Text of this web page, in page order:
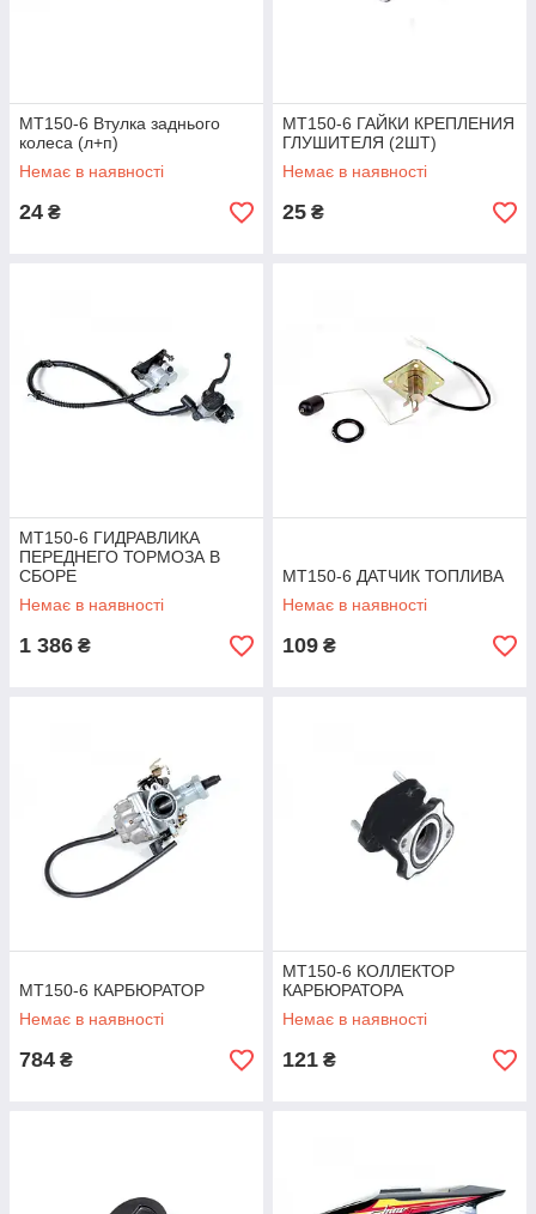
MT150-6 Втулка заднього
колеса (л+п)
Немає в наявності
24 ₴
MT150-6 ГАЙКИ КРЕПЛЕНИЯ
ГЛУШИТЕЛЯ (2ШТ)
Немає в наявності
25 ₴
MT150-6 ГИДРАВЛИКА
ПЕРЕДНЕГО ТОРМОЗА В
СБОРЕ
Немає в наявності
1 386 ₴
MT150-6 ДАТЧИК ТОПЛИВА
Немає в наявності
109 ₴
MT150-6 КАРБЮРАТОР
Немає в наявності
784 ₴
MT150-6 КОЛЛЕКТОР
КАРБЮРАТОРА
Немає в наявності
121 ₴